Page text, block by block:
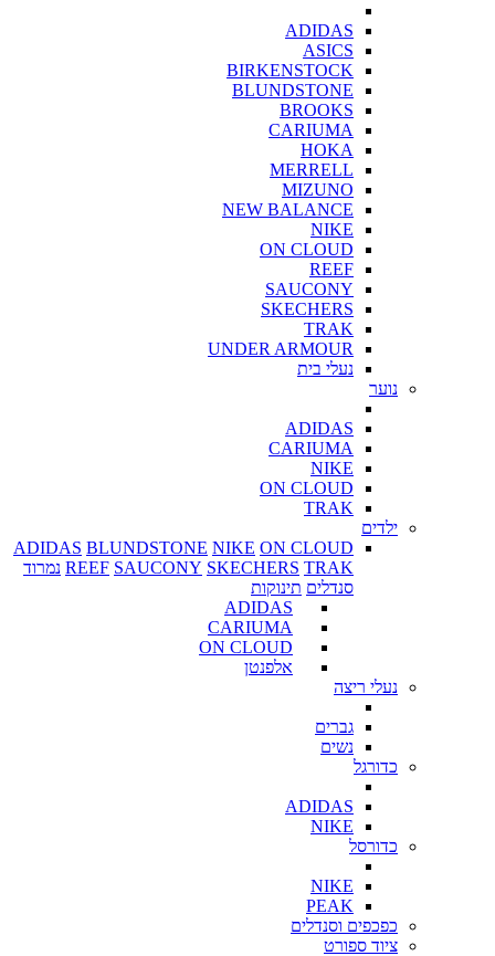
ADIDAS
ASICS
BIRKENSTOCK
BLUNDSTONE
BROOKS
CARIUMA
HOKA
MERRELL
MIZUNO
NEW BALANCE
NIKE
ON CLOUD
REEF
SAUCONY
SKECHERS
TRAK
UNDER ARMOUR
נעלי בית
נוער
ADIDAS
CARIUMA
NIKE
ON CLOUD
TRAK
ילדים
ADIDAS BLUNDSTONE NIKE ON CLOUD
REEF SAUCONY SKECHERS TRAK
נמרוד
סנדלים תינוקות
ADIDAS
CARIUMA
ON CLOUD
אלפנטן
נעלי ריצה
גברים
נשים
כדורגל
ADIDAS
NIKE
כדורסל
NIKE
PEAK
כפכפים וסנדלים
ציוד ספורט